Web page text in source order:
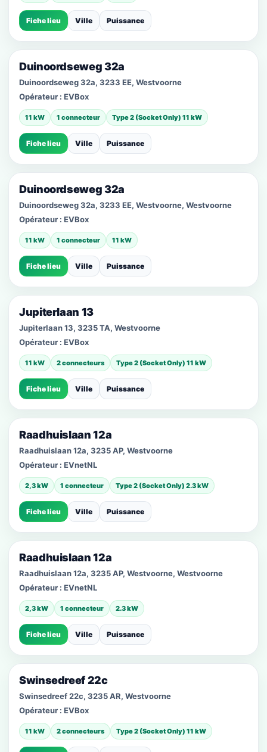
Fiche lieu Ville Puissance
Duinoordseweg 32a
Duinoordseweg 32a, 3233 EE, Westvoorne
Opérateur : EVBox
11 kW 1 connecteur Type 2 (Socket Only) 11 kW
Fiche lieu Ville Puissance
Duinoordseweg 32a
Duinoordseweg 32a, 3233 EE, Westvoorne, Westvoorne
Opérateur : EVBox
11 kW 1 connecteur 11 kW
Fiche lieu Ville Puissance
Jupiterlaan 13
Jupiterlaan 13, 3235 TA, Westvoorne
Opérateur : EVBox
11 kW 2 connecteurs Type 2 (Socket Only) 11 kW
Fiche lieu Ville Puissance
Raadhuislaan 12a
Raadhuislaan 12a, 3235 AP, Westvoorne
Opérateur : EVnetNL
2,3 kW 1 connecteur Type 2 (Socket Only) 2.3 kW
Fiche lieu Ville Puissance
Raadhuislaan 12a
Raadhuislaan 12a, 3235 AP, Westvoorne, Westvoorne
Opérateur : EVnetNL
2,3 kW 1 connecteur 2.3 kW
Fiche lieu Ville Puissance
Swinsedreef 22c
Swinsedreef 22c, 3235 AR, Westvoorne
Opérateur : EVBox
11 kW 2 connecteurs Type 2 (Socket Only) 11 kW